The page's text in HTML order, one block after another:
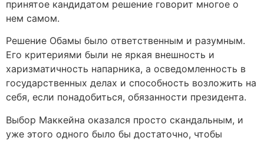
принятое кандидатом решение говорит многое о
нем самом.
Решение Обамы было ответственным и разумным.
Его критериями были не яркая внешность и
харизматичность напарника, а осведомленность в
государственных делах и способность возложить на
себя, если понадобиться, обязанности президента.
Выбор Маккейна оказался просто скандальным, и
уже этого одного было бы достаточно, чтобы